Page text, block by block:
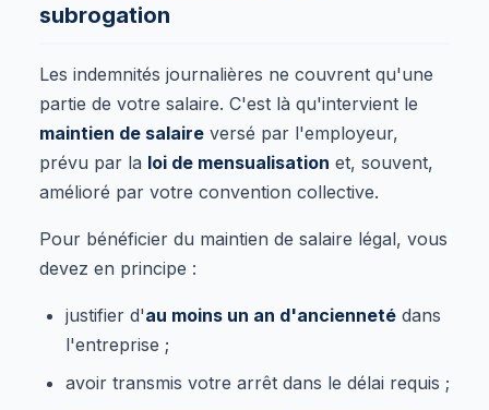
subrogation
Les indemnités journalières ne couvrent qu'une
partie de votre salaire. C'est là qu'intervient le
maintien de salaire versé par l'employeur,
prévu par la loi de mensualisation et, souvent,
amélioré par votre convention collective.
Pour bénéficier du maintien de salaire légal, vous
devez en principe :
justifier d'au moins un an d'ancienneté dans
l'entreprise ;
avoir transmis votre arrêt dans le délai requis ;